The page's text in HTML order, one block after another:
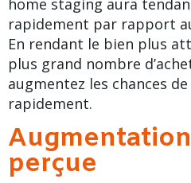
home staging aura
rapidement par rapport
En rendant le bien plus
plus grand nombre
augmentez les chances
rapidement.
perçue